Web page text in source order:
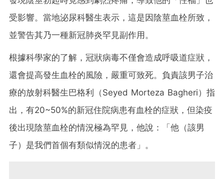
受影響。當地泌尿科醫生表示，這是因陰莖血栓所致，
並警告其乃一種新冠肺炎罕見副作用。
根據科學家的了解，冠狀病毒不僅會造成呼吸道症狀，
還會提高發生血栓的風險，嚴重可致死。負責該男子治
療的放射科醫生巴格利（Seyed Morteza Bagheri）指
出，有20~50%的新冠住院病患有血栓的症狀，但染疫
後出現陰莖血栓的情況極為罕見，他說：「他（該男
子）是我們首個有類似情況的患者」。